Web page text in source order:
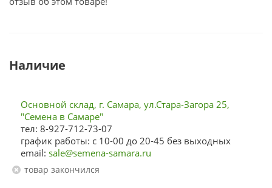
Наличие
Основной склад, г. Самара, ул.Стара-Загора 25,
"Семена в Самаре"
тел: 8-927-712-73-07
график работы: с 10-00 до 20-45 без выходных
email: sale@semena-samara.ru
Товар закончился